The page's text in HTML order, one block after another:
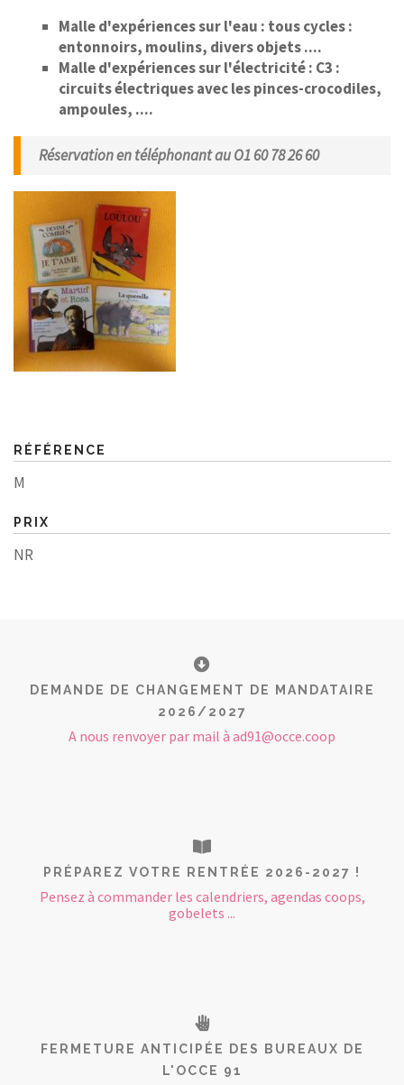
Malle d'expériences sur l'eau : tous cycles :
entonnoirs, moulins, divers objets ....
Malle d'expériences sur l'électricité : C3 :
circuits électriques avec les pinces-crocodiles,
ampoules, ....
Réservation en téléphonant au O1 60 78 26 60
RÉFÉRENCE
M
PRIX
NR
DEMANDE DE CHANGEMENT DE MANDATAIRE
2026/2027
A nous renvoyer par mail à ad91@occe.coop
PRÉPAREZ VOTRE RENTRÉE 2026-2027 !
Pensez à commander les calendriers, agendas coops,
gobelets ...
FERMETURE ANTICIPÉE DES BUREAUX DE
L'OCCE 91